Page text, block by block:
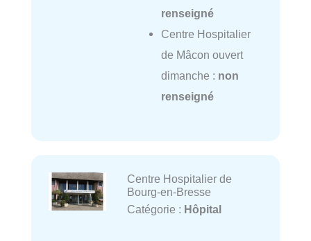
renseigné
Centre Hospitalier
de Mâcon ouvert
dimanche : non
renseigné
Centre Hospitalier de
Bourg-en-Bresse
Catégorie : Hôpital